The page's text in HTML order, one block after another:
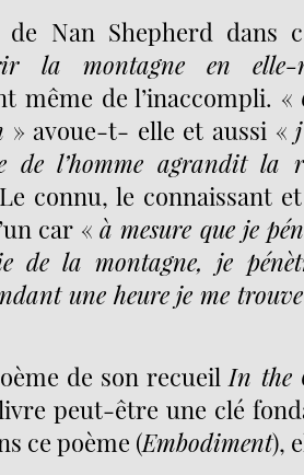
de Nan Shepherd dans
la montagne en elle-
même de l’inaccompli. «
» avoue-t- elle et aussi «
de l’homme agrandit
connu, le connaissant
car « à mesure que je
de la montagne, je
une heure je me
de son recueilIn the
peut-être une clé
ce poème (Embodiment),